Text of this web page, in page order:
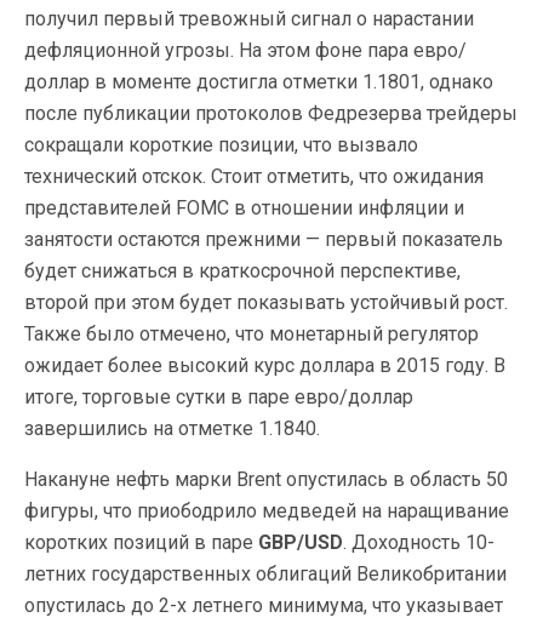
получил первый тревожный сигнал о нарастании
дефляционной угрозы. На этом фоне пара евро/
доллар в моменте достигла отметки 1.1801, однако
после публикации протоколов Федрезерва трейдеры
сокращали короткие позиции, что вызвало
технический отскок. Стоит отметить, что ожидания
представителей FOMC в отношении инфляции и
занятости остаются прежними — первый показатель
будет снижаться в краткосрочной перспективе,
второй при этом будет показывать устойчивый рост.
Также было отмечено, что монетарный регулятор
ожидает более высокий курс доллара в 2015 году. В
итоге, торговые сутки в паре евро/доллар
завершились на отметке 1.1840.
Накануне нефть марки Brent опустилась в область 50
фигуры, что приободрило медведей на наращивание
коротких позиций в паре GBP/USD. Доходность 10-
летних государственных облигаций Великобритании
опустилась до 2-х летнего минимума, что указывает